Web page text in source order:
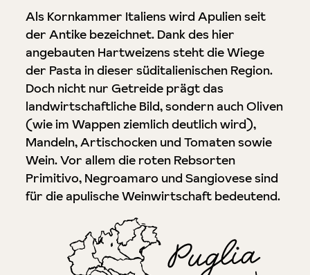
Als Kornkammer Italiens wird Apulien seit
der Antike bezeichnet. Dank des hier
angebauten Hartweizens steht die Wiege
der Pasta in dieser süditalienischen Region.
Doch nicht nur Getreide prägt das
landwirtschaftliche Bild, sondern auch Oliven
(wie im Wappen ziemlich deutlich wird),
Mandeln, Artischocken und Tomaten sowie
Wein. Vor allem die roten Rebsorten
Primitivo, Negroamaro und Sangiovese sind
für die apulische Weinwirtschaft bedeutend.